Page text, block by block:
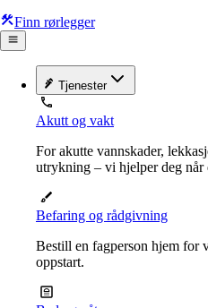
Finn rørlegger
Tjenester
Akutt og vakt
For akutte vannskader,
utrykning – vi hjelper deg når
Befaring og rådgivning
Bestill en fagperson hjem for
oppstart.